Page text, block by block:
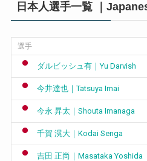
日本人選手一覧 ｜
選手
ダルビッシュ有｜Yu Darvish
今井達也｜Tatsuya Imai
今永 昇太｜Shouta Imanaga
千賀 滉大｜Kodai Senga
吉田 正尚｜Masataka Yoshida